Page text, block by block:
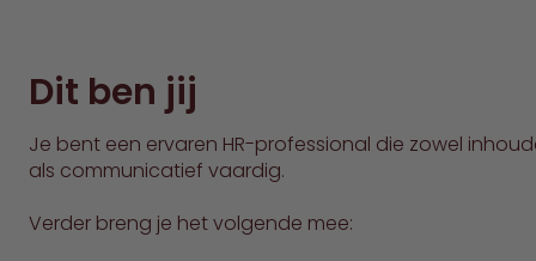
Dit ben jij
Je bent een ervaren HR-professional die zowel
als communicatief vaardig.
Verder breng je het volgende mee: